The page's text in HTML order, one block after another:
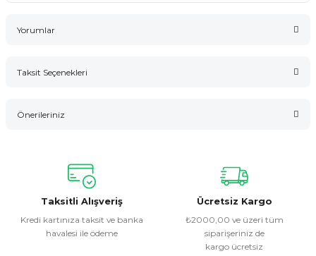
Yorumlar
Taksit Seçenekleri
Önerileriniz
konularda yetersiz gördüğünüz noktaları öneri formunu
kullanarak tarafımıza iletebilirsiniz.
Görüş ve önerileriniz için teşekkür ederiz.
Ürün resmi kalitesiz, bozuk veya görüntülenemiyor.
Taksitli Alışveriş
Kredi kartınıza taksit ve banka
havalesi ile ödeme
Ücretsiz Kargo
₺2000,00 ve üzeri tüm
siparişeriniz de
kargo ücretsiz